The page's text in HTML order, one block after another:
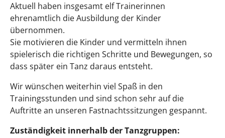
Aktuell haben insgesamt elf Trainerinnen
ehrenamtlich die Ausbildung der Kinder
übernommen.
Sie motivieren die Kinder und vermitteln ihnen
spielerisch die richtigen Schritte und Bewegungen, so
dass später ein Tanz daraus entsteht.
Wir wünschen weiterhin viel Spaß in den
Trainingsstunden und sind schon sehr auf die
Auftritte an unseren Fastnachtssitzungen gespannt.
Zuständigkeit innerhalb der Tanzgruppen: